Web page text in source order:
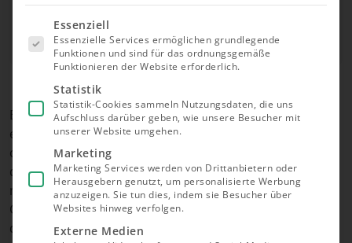
Geprüft von
Jessica Dzikonski
Aktualisiert am 29.03.2026
ETFs sind ideal für Einsteiger:innen, da nicht in eine
einzelne Aktie, sondern in einen Index, wie den Dax
oder den MSCI World investiert wird. Dadurch wird
die Geldanlage diversifiziert. Der Vermögensaufbau
mit ETFs ist ebenfalls beliebt, da ETFs mit niedrigen
Gebühren und Transparenz überzeugen. Lernen Sie
das Grundprinzip von Investments in ETFs kennen,
Es folgt
eine Liste
der Service-
Gruppen,
für die eine
Einwilligung
erteilt
werden
kann. Die
erste
Service-
Gruppe ist
essenziell
und kann
nicht
abgewählt
Essenziell
Essenzielle Services ermöglichen grundlegende
Funktionen und sind für das ordnungsgemäße
Funktionieren der Website erforderlich.
Statistik
Statistik-Cookies sammeln Nutzungsdaten, die uns
Aufschluss darüber geben, wie unsere Besucher mit
unserer Website umgehen.
Marketing
Marketing Services werden von Drittanbietern oder
Herausgebern genutzt, um personalisierte Werbung
anzuzeigen. Sie tun dies, indem sie Besucher über
Websites hinweg verfolgen.
Externe Medien